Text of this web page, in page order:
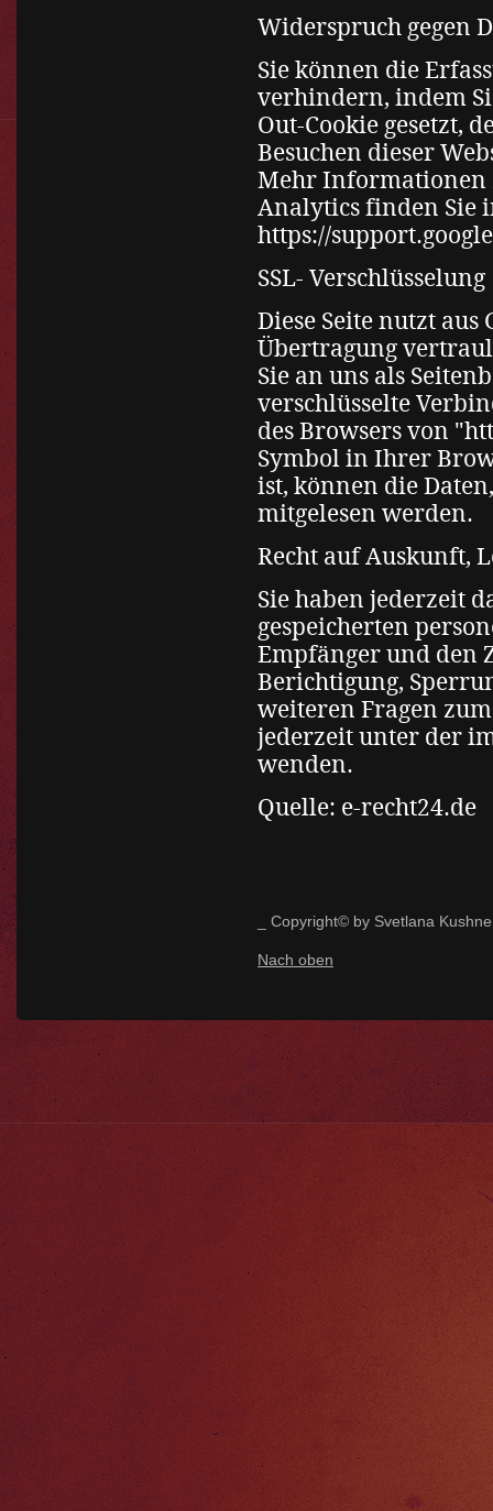
Widerspruch gegen
Sie können die
verhindern, indem
Out-Cookie gesetzt,
Besuchen dieser
Mehr Informationen
Analytics finden Sie
https://
SSL- Verschlüsselung
Diese Seite nutzt
Übertragung
Sie an uns als
verschlüsselte
des Browsers von
Symbol in Ihrer
ist, können die
mitgelesen werden.
Recht auf Auskunft,
Sie haben jederzeit
gespeicherten
Empfänger und den
Berichtigung,
weiteren Fragen
jederzeit unter der
wenden.
Quelle: e-recht24.de
_ Copyright© by Svetlana
Nach oben